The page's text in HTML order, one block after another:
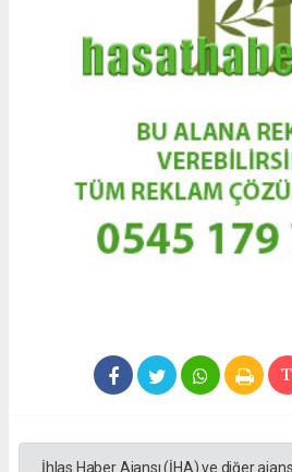
İhlas Haber Ajansı (İHA) ve diğer